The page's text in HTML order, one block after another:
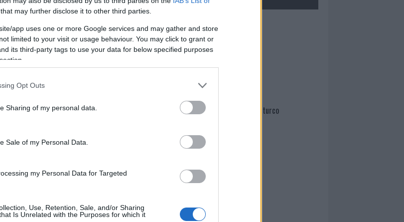
that may further disclose it to other third parties.
app uses one or more Google services and may gather and store
limited to your visit or usage behaviour. You may click to grant or
its third-party tags to use your data for below specified purposes
Opt Outs
Sharing of my personal data.
Sale of my Personal Data.
my Personal Data for Targeted
Use, Retention, Sale, and/or Sharing
Is Unrelated with the Purposes for which it
Mario Malu
Paolo Pinna
Martina Agostina Diturco